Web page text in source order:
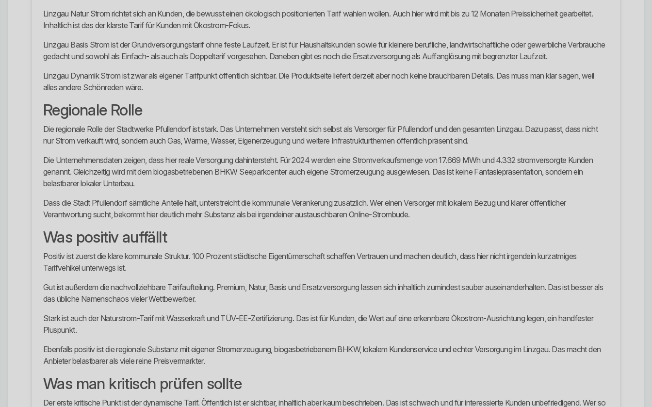
Linzgau Natur Strom richtet sich an Kunden, die bewusst einen ökologisch positionierten Tarif wählen wollen. Auch hier wird mit bis zu 12 Monaten Preissicherheit gearbeitet.
Inhaltlich ist das der klarste Tarif für Kunden mit Ökostrom-Fokus.
Linzgau Basis Strom ist der Grundversorgungstarif ohne feste Laufzeit. Er ist für Haushaltskunden sowie für kleinere berufliche, landwirtschaftliche oder gewerbliche Verbräuche
gedacht und sowohl als Einfach- als auch als Doppeltarif vorgesehen. Daneben gibt es noch die Ersatzversorgung als Auffanglösung mit begrenzter Laufzeit.
Linzgau Dynamik Strom ist zwar als eigener Tarifpunkt öffentlich sichtbar. Die Produktseite liefert derzeit aber noch keine brauchbaren Details. Das muss man klar sagen, weil
alles andere Schönreden wäre.
Regionale Rolle
Die regionale Rolle der Stadtwerke Pfullendorf ist stark. Das Unternehmen versteht sich selbst als Versorger für Pfullendorf und den gesamten Linzgau. Dazu passt, dass nicht
nur Strom verkauft wird, sondern auch Gas, Wärme, Wasser, Eigenerzeugung und weitere Infrastrukturthemen öffentlich präsent sind.
Die Unternehmensdaten zeigen, dass hier reale Versorgung dahintersteht. Für 2024 werden eine Stromverkaufsmenge von 17.669 MWh und 4.332 stromversorgte Kunden
genannt. Gleichzeitig wird mit dem biogasbetriebenen BHKW Seeparkcenter auch eigene Stromerzeugung ausgewiesen. Das ist keine Fantasiepräsentation, sondern ein
belastbarer lokaler Unterbau.
Dass die Stadt Pfullendorf sämtliche Anteile hält, unterstreicht die kommunale Verankerung zusätzlich. Wer einen Versorger mit lokalem Bezug und klarer öffentlicher
Verantwortung sucht, bekommt hier deutlich mehr Substanz als bei irgendeiner austauschbaren Online-Strombude.
Was positiv auffällt
Positiv ist zuerst die klare kommunale Struktur. 100 Prozent städtische Eigentümerschaft schaffen Vertrauen und machen deutlich, dass hier nicht irgendein kurzatmiges
Tarifvehikel unterwegs ist.
Gut ist außerdem die nachvollziehbare Tarifaufteilung. Premium, Natur, Basis und Ersatzversorgung lassen sich inhaltlich zumindest sauber auseinanderhalten. Das ist besser als
das übliche Namenschaos vieler Wettbewerber.
Stark ist auch der Naturstrom-Tarif mit Wasserkraft und TÜV-EE-Zertifizierung. Das ist für Kunden, die Wert auf eine erkennbare Ökostrom-Ausrichtung legen, ein handfester
Pluspunkt.
Ebenfalls positiv ist die regionale Substanz mit eigener Stromerzeugung, biogasbetriebenem BHKW, lokalem Kundenservice und echter Versorgung im Linzgau. Das macht den
Anbieter belastbarer als viele reine Preisvermarkter.
Was man kritisch prüfen sollte
Der erste kritische Punkt ist der dynamische Tarif. Öffentlich ist er sichtbar, inhaltlich aber kaum beschrieben. Das ist schwach und für interessierte Kunden unbefriedigend. Wer so